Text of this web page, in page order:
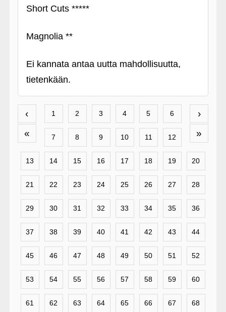
Short Cuts *****
Magnolia **
Ei kannata antaa uutta mahdollisuutta,
tietenkään.
‹
«
›
»
1 2 3 4 5 6
7 8 9 10 11 12
13 14 15 16 17 18 19 20
21 22 23 24 25 26 27 28
29 30 31 32 33 34 35 36
37 38 39 40 41 42 43 44
45 46 47 48 49 50 51 52
53 54 55 56 57 58 59 60
61 62 63 64 65 66 67 68